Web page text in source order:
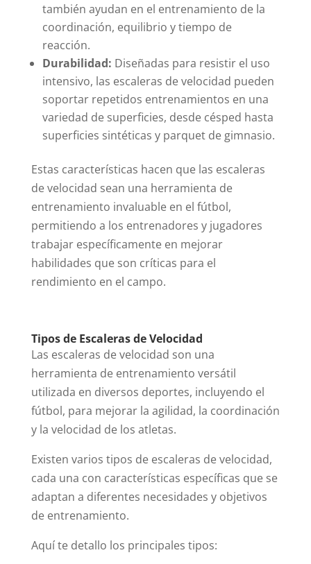
también ayudan en el entrenamiento de la
coordinación, equilibrio y tiempo de
reacción.
Durabilidad: Diseñadas para resistir el uso
intensivo, las escaleras de velocidad pueden
soportar repetidos entrenamientos en una
variedad de superficies, desde césped hasta
superficies sintéticas y parquet de gimnasio.
Estas características hacen que las escaleras
de velocidad sean una herramienta de
entrenamiento invaluable en el fútbol,
permitiendo a los entrenadores y jugadores
trabajar específicamente en mejorar
habilidades que son críticas para el
rendimiento en el campo.
Tipos de Escaleras de Velocidad
Las escaleras de velocidad son una
herramienta de entrenamiento versátil
utilizada en diversos deportes, incluyendo el
fútbol, para mejorar la agilidad, la coordinación
y la velocidad de los atletas.
Existen varios tipos de escaleras de velocidad,
cada una con características específicas que se
adaptan a diferentes necesidades y objetivos
de entrenamiento.
Aquí te detallo los principales tipos: